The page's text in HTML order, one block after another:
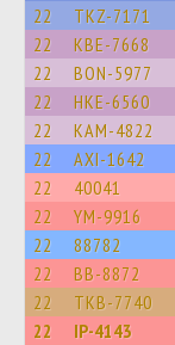
22 TKZ-7171
22 KBE-7668
22 BON-5977
22 HKE-6560
22 KAM-4822
22 AXI-1642
22 40041
22 YM-9916
22 88782
22 BB-8872
22 TKB-7740
22 IP-4143